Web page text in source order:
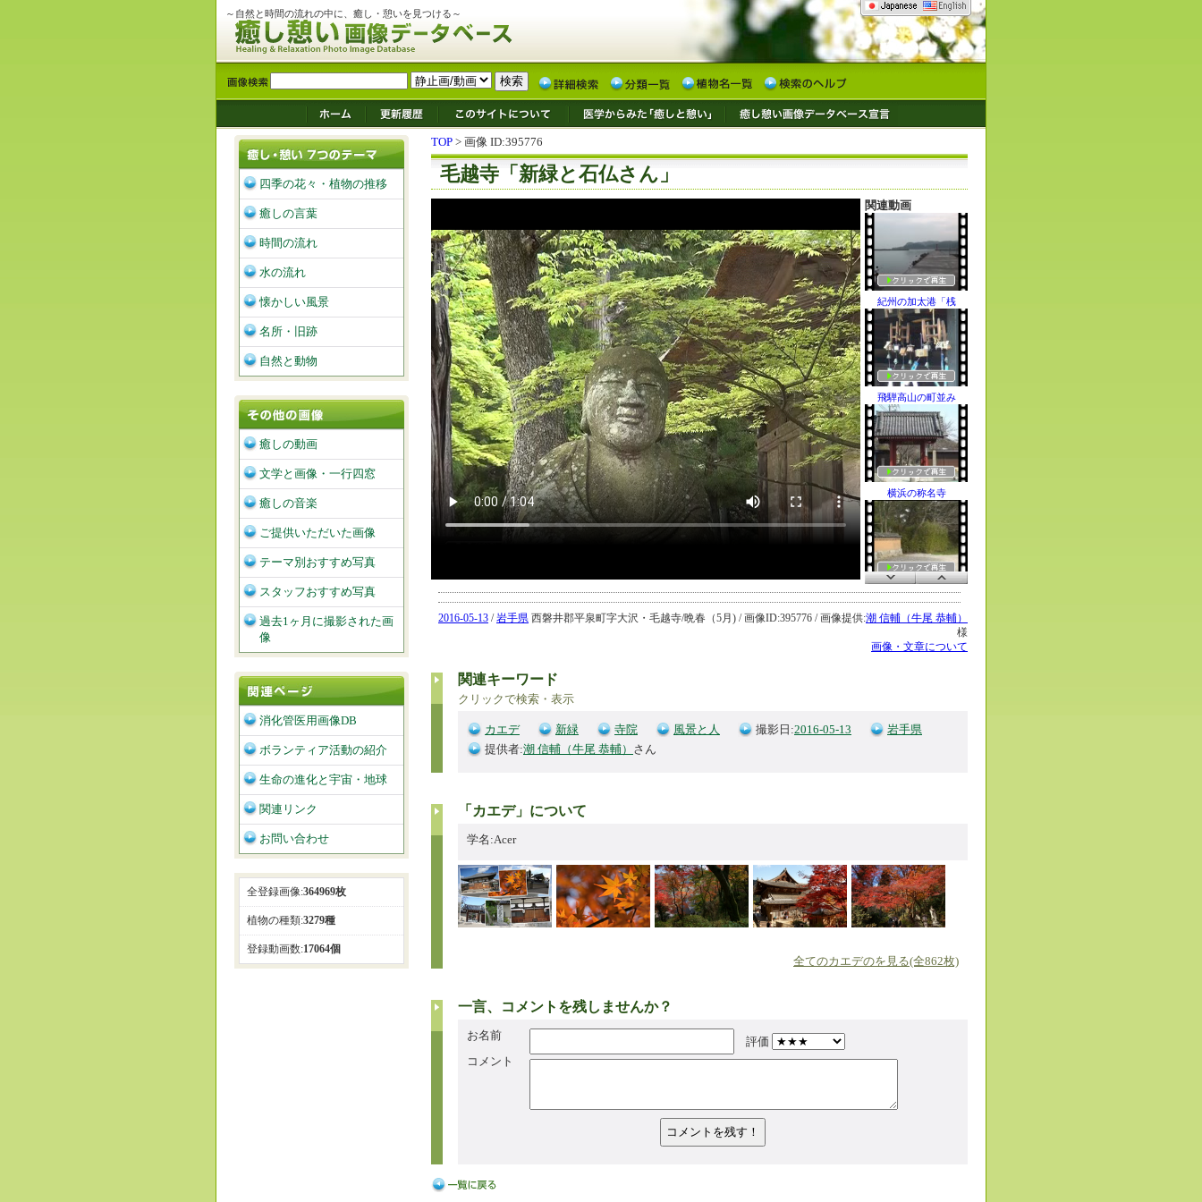
～自然と時間の流れの中に、癒し・憩いを見つける～
TOP > 画像 ID:395776
毛越寺「新緑と石仏さん」
関連動画
紀州の加太港「桟
飛騨高山の町並み
横浜の称名寺
夏の山鹿「ヨヘホ
夏の山鹿祭り「千
2016-05-13 /岩手県 西磐井郡平泉町字大沢・毛越寺/晩春（5月) / 画像ID:395776 / 画像提供:潮 信輔（牛尾 恭輔）
様
画像・文章について
関連キーワード
クリックで検索・表示
カエデ 新緑 寺院 風景と人 撮影日:2016-05-13
岩手県
提供者:潮 信輔（牛尾 恭輔） さん
「カエデ」について
学名:Acer
全てのカエデのを見る(全862枚)
一言、コメントを残しませんか？
お名前
評価
コメント
四季の花々・植物の推移
癒しの言葉
時間の流れ
水の流れ
懐かしい風景
名所・旧跡
自然と動物
癒しの動画
文学と画像・一行四窓
癒しの音楽
ご提供いただいた画像
テーマ別おすすめ写真
スタッフおすすめ写真
過去1ヶ月に撮影された画
像
消化管医用画像DB
ボランティア活動の紹介
生命の進化と宇宙・地球
関連リンク
お問い合わせ
全登録画像:364969枚
植物の種類:3279種
登録動画数:17064個